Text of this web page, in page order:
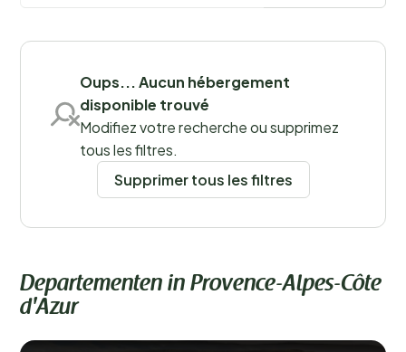
Sauvegarder les filtres
Oups... Aucun hébergement
disponible trouvé
Modifiez votre recherche ou supprimez
tous les filtres.
Supprimer tous les filtres
Departementen in Provence-Alpes-Côte
d'Azur